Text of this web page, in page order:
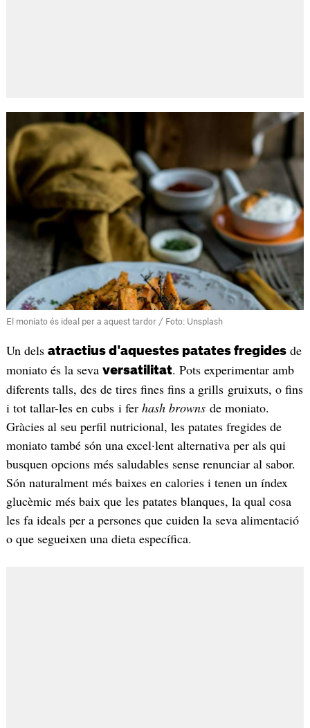
El moniato és ideal per a aquest tardor / Foto: Unsplash
Un dels atractius d'aquestes patates fregidesde
moniato és la seva versatilitat. Pots experimentar amb
diferents talls, des de tires fines fins a grills gruixuts, o fins
i tot tallar-les en cubs i fer hash brownsde moniato.
Gràcies al seu perfil nutricional, les patates fregides de
moniato també són una excel·lent alternativa per als qui
busquen opcions més saludables sense renunciar al sabor.
Són naturalment més baixes en calories i tenen un índex
glucèmic més baix que les patates blanques, la qual cosa
les fa ideals per a persones que cuiden la seva alimentació
o que segueixen una dieta específica.